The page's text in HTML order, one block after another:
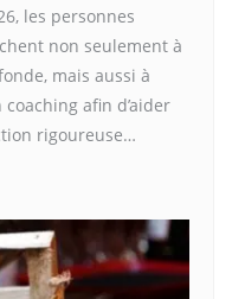
les personnes
non seulement à
mais aussi à
afin d’aider
rigoureuse…